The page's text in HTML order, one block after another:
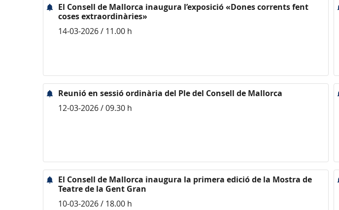
El Consell de Mallorca inaugura l’exposició «Dones corrents fent
coses extraordinàries»
14-03-2026 / 11.00 h
Reunió en sessió ordinària del Ple del Consell de Mallorca
12-03-2026 / 09.30 h
El Consell de Mallorca inaugura la primera edició de la Mostra de
Teatre de la Gent Gran
10-03-2026 / 18.00 h